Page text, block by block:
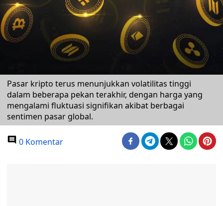
Pasar kripto terus menunjukkan volatilitas tinggi
dalam beberapa pekan terakhir, dengan harga yang
mengalami fluktuasi signifikan akibat berbagai
sentimen pasar global.
0 Komentar